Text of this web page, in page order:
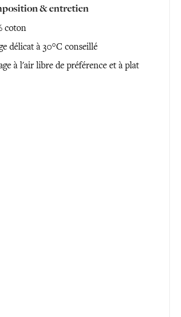
& entretien
coton
délicat à 30°C conseillé
à l'air libre de préférence et à plat